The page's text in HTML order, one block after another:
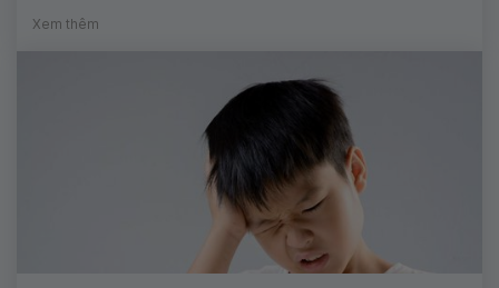
Xem thêm